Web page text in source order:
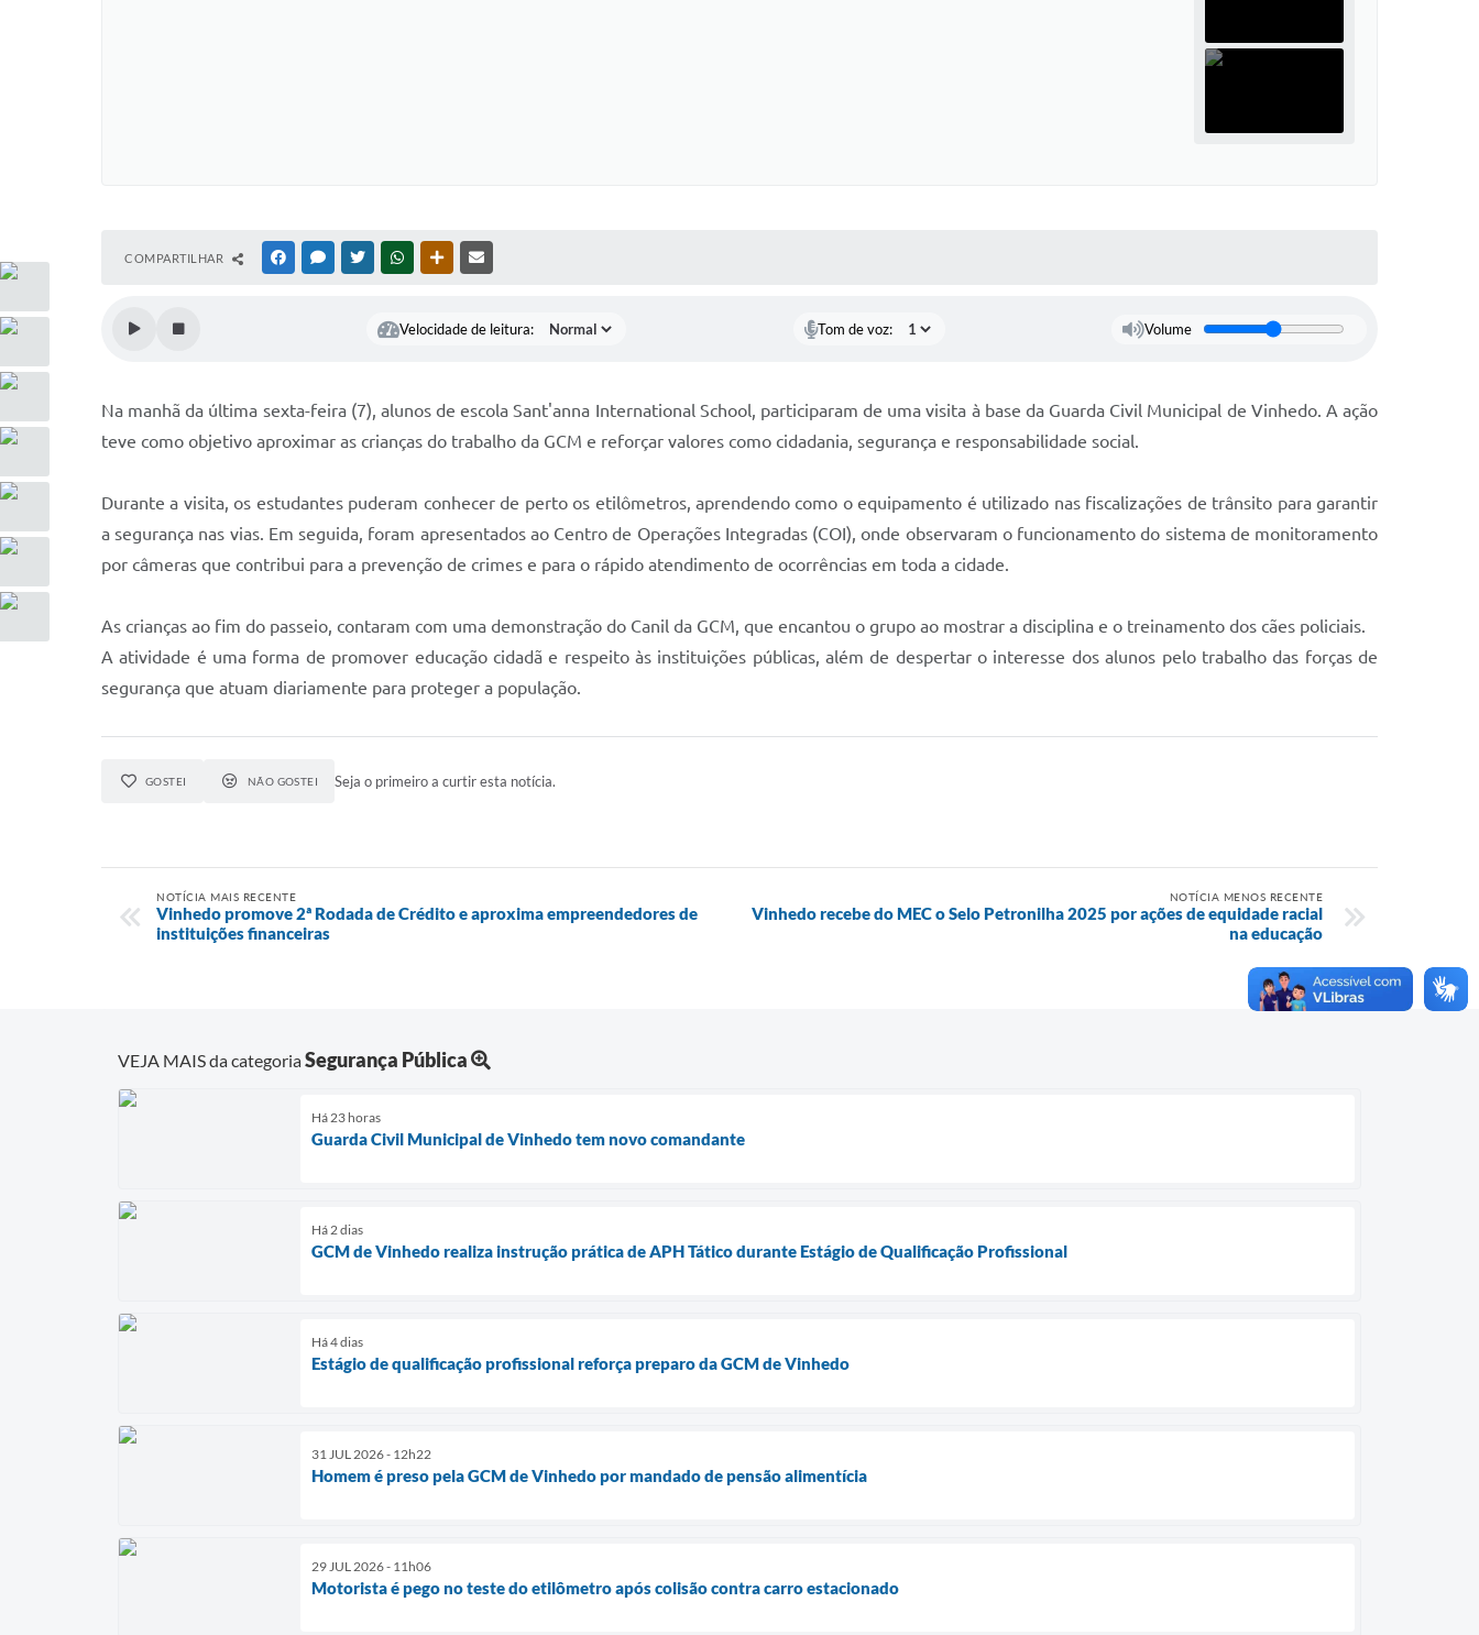
COMPARTILHAR FACEBOOKMESSENGER
TWITTERWHATSAPPOUTRAS MÍDIAS
Velocidade de leitura: Tom de voz: Volume
Na manhã da última sexta-feira (7), alunos de escola Sant'anna International School, participaram de uma visita à base da Guarda Civil Municipal de Vinhedo. A ação
teve como objetivo aproximar as crianças do trabalho da GCM e reforçar valores como cidadania, segurança e responsabilidade social.
Durante a visita, os estudantes puderam conhecer de perto os etilômetros, aprendendo como o equipamento é utilizado nas fiscalizações de trânsito para garantir
a segurança nas vias. Em seguida, foram apresentados ao Centro de Operações Integradas (COI), onde observaram o funcionamento do sistema de monitoramento
por câmeras que contribui para a prevenção de crimes e para o rápido atendimento de ocorrências em toda a cidade.
As crianças ao fim do passeio, contaram com uma demonstração do Canil da GCM, que encantou o grupo ao mostrar a disciplina e o treinamento dos cães policiais.
A atividade é uma forma de promover educação cidadã e respeito às instituições públicas, além de despertar o interesse dos alunos pelo trabalho das forças de
segurança que atuam diariamente para proteger a população.
GOSTEI NÃO GOSTEI Seja o primeiro a curtir esta notícia.
NOTÍCIA MAIS RECENTE
Vinhedo promove 2ª Rodada de Crédito e aproxima empreendedores de
instituições financeiras
NOTÍCIA MENOS RECENTE
Vinhedo recebe do MEC o Selo Petronilha 2025 por ações de equidade racial
na educação
VEJA MAIS da categoriaSegurança Pública
Há 23 horas
Guarda Civil Municipal de Vinhedo tem novo comandante
Há 2 dias
GCM de Vinhedo realiza instrução prática de APH Tático durante Estágio de Qualificação Profissional
Há 4 dias
Estágio de qualificação profissional reforça preparo da GCM de Vinhedo
31 JUL 2026 - 12h22
Homem é preso pela GCM de Vinhedo por mandado de pensão alimentícia
29 JUL 2026 - 11h06
Motorista é pego no teste do etilômetro após colisão contra carro estacionado